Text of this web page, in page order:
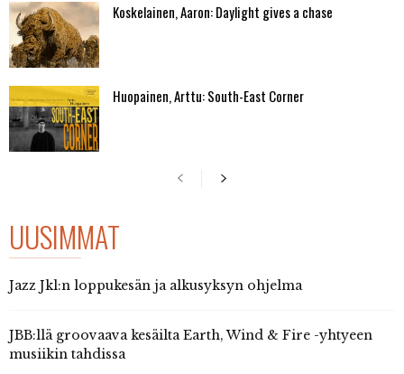
Koskelainen, Aaron: Daylight gives a chase
Huopainen, Arttu: South-East Corner
UUSIMMAT
Jazz Jkl:n loppukesän ja alkusyksyn ohjelma
JBB:llä groovaava kesäilta Earth, Wind & Fire -yhtyeen
musiikin tahdissa